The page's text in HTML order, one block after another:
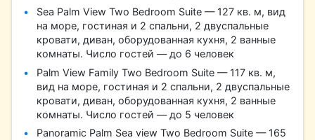
Sea Palm View Two Bedroom Suite — 127 кв. м, вид
на море, гостиная и 2 спальни, 2 двуспальные
кровати, диван, оборудованная кухня, 2 ванные
комнаты. Число гостей — до 6 человек
Palm View Family Two Bedroom Suite — 117 кв. м,
вид на море, гостиная и 2 спальни, 2 двуспальные
кровати, диван, оборудованная кухня, 2 ванные
комнаты. Число гостей — до 5 человек
Panoramic Palm Sea view Two Bedroom Suite — 165